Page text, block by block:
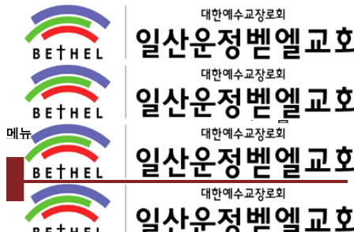
홈
교회소개
예배
메뉴
2016.11.06
11월 첫째 주 찬양 – 운정